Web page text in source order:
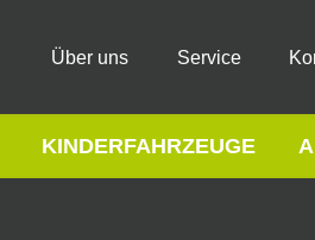
Über uns Service
KINDERFAHRZEUGE